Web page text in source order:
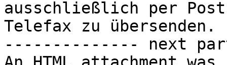
ausschließlich per
Telefax zu übersenden.
-------------- next